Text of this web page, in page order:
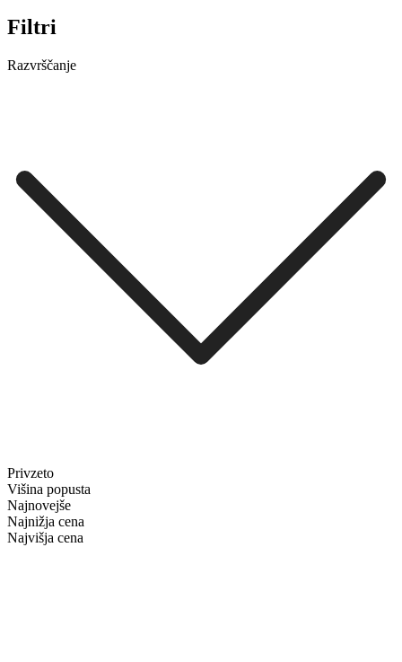
Filtri
Razvrščanje
Privzeto
Višina popusta
Najnovejše
Najnižja cena
Najvišja cena